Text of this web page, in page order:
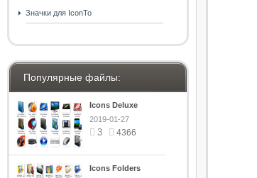
Значки для IconTo
Популярные файлы:
Icons Deluxe
2019-01-27
3 4366
Icons Folders